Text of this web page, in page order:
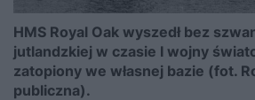
HMS Royal Oak wyszedł bez
jutlandzkiej w czasie I wojny
zatopiony we własnej bazie (fot.
publiczna).